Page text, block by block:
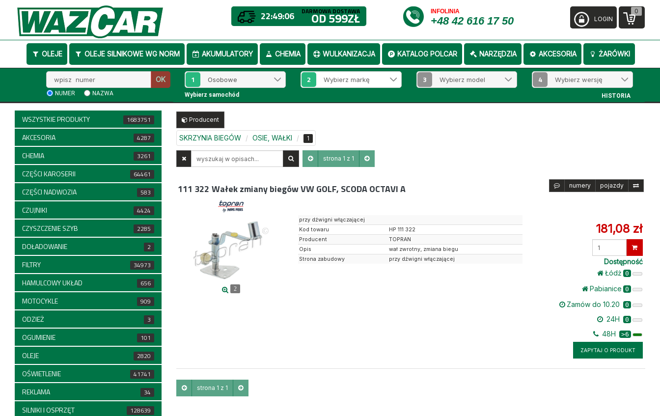
22:49:05 DARMOWA DOSTAWA
OD 599ZŁ INFOLINIA
+48 42 616 17 50
OLEJE OLEJE SILNIKOWE WG NORM AKUMULATORY CHEMIA WULKANIZACJA KATALOG POLCAR NARZĘDZIA AKCESORIA ŻARÓWKI
0
LOGIN
numer
OK
NUMER NAZWA
1 2 3 4
Wybierz samochód HISTORIA
Producent
SKRZYNIA BIEGÓW OSIE, WAŁKI 1
strona 1 z 1
111 322 Wałek zmiany biegów VW GOLF, SCODA OCTAVI A numery pojazdy
2
181,08 zł
Dostępność
Łódż 0
Pabianice 0
Zamów do 10.20 0
24H 0
48H >6
ZAPYTAJ O PRODUKT
przy dźwigni włączającej
Kod towaru
HP 111 322
Producent
TOPRAN
Opis
wał zwrotny, zmiana biegu
Strona zabudowy
przy dźwigni włączającej
strona 1 z 1
WSZYSTKIE PRODUKTY 1683751
AKCESORIA 4287
CHEMIA 3261
CZĘŚCI KAROSERII 64461
CZĘŚCI NADWOZIA 583
CZUJNIKI 4424
CZYSZCZENIE SZYB 2285
DOŁADOWANIE 2
FILTRY 34973
HAMULCOWY UKŁAD 656
MOTOCYKLE 909
ODZIEŻ 3
OGUMIENIE 101
OLEJE 2820
OŚWIETLENIE 41741
REKLAMA 34
SILNIKI I OSPRZĘT 128639